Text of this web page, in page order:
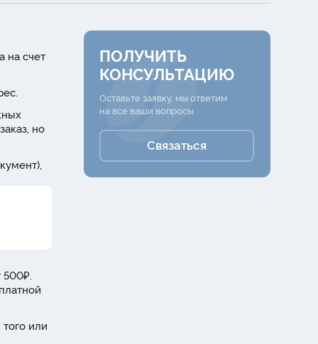
на счет
но
500₽.
или
ПОЛУЧИТЬ
КОНСУЛЬТАЦИЮ
Оставьте заявку, мы ответим
на все ваши вопросы
Связаться